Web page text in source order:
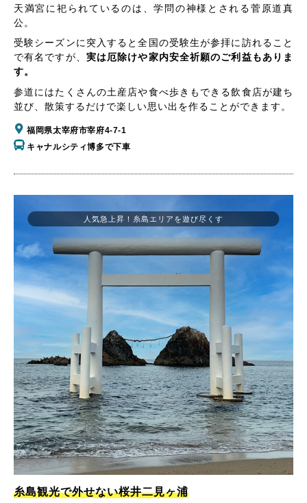
天満宮に祀られているのは、学問の神様とされる菅原道真
公。
受験シーズンに突入すると全国の受験生が参拝に訪れること
で有名ですが、 実は厄除けや家内安全祈願のご利益もありま
す。
参道にはたくさんの土産店や食べ歩きもできる飲食店が建ち
並び、散策するだけで楽しい思い出を作ることができます。
福岡県太宰府市宰府4-7-1
キャナルシティ博多で下車
人気急上昇！糸島エリアを遊び尽くす
糸島観光で外せない桜井二見ヶ浦